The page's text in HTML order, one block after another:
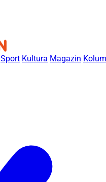
Sport Kultura Magazin